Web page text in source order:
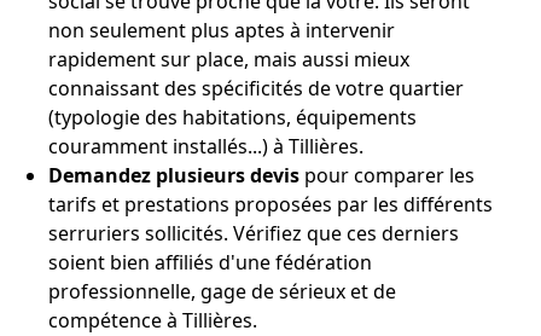
non seulement plus aptes à intervenir
rapidement sur place, mais aussi mieux
connaissant des spécificités de votre quartier
(typologie des habitations, équipements
couramment installés...) à Tillières.
Demandez plusieurs devis pour comparer les
tarifs et prestations proposées par les différents
serruriers sollicités. Vérifiez que ces derniers
soient bien affiliés d'une fédération
professionnelle, gage de sérieux et de
compétence à Tillières.